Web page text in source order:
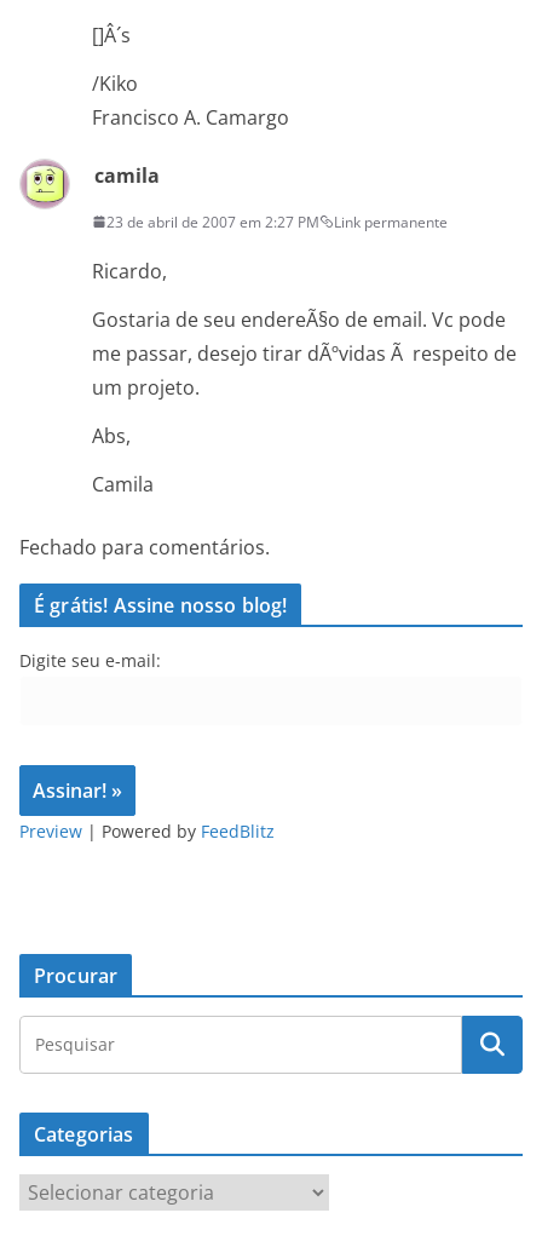
[]Â´s
/Kiko
Francisco A. Camargo
camila
23 de abril de 2007 em 2:27 PM Link permanente
Ricardo,
Gostaria de seu endereÃ§o de email. Vc pode
me passar, desejo tirar dÃºvidas Ã respeito de
um projeto.
Abs,
Camila
Fechado para comentários.
É grátis! Assine nosso blog!
Digite seu e-mail:
Preview | Powered by FeedBlitz
Procurar
Categorias
a